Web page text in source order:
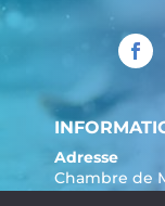
Adresse
Chambre de